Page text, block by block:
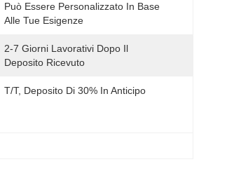
Può Essere Personalizzato In Base
Alle Tue Esigenze
2-7 Giorni Lavorativi Dopo Il
Deposito Ricevuto
T/T, Deposito Di 30% In Anticipo